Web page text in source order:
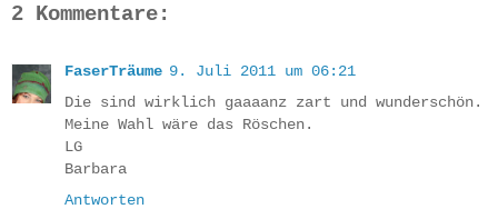
2 Kommentare:
FaserTräume 9. Juli 2011 um 06:21
Die sind wirklich gaaaanz zart und wunderschön.
Meine Wahl wäre das Röschen.
LG
Barbara
Antworten